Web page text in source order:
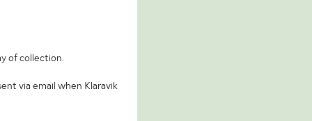
of collection.
via email when Klaravik